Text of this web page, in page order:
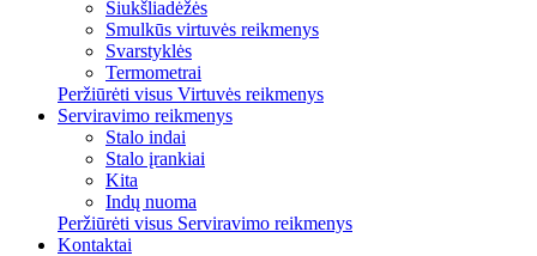
Šiukšliadėžės
Smulkūs virtuvės reikmenys
Svarstyklės
Termometrai
Peržiūrėti visus Virtuvės reikmenys
Serviravimo reikmenys
Stalo indai
Stalo įrankiai
Kita
Indų nuoma
Peržiūrėti visus Serviravimo reikmenys
Kontaktai